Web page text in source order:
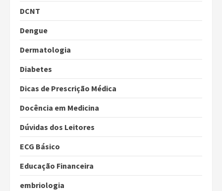
DCNT
Dengue
Dermatologia
Diabetes
Dicas de Prescrição Médica
Docência em Medicina
Dúvidas dos Leitores
ECG Básico
Educação Financeira
embriologia